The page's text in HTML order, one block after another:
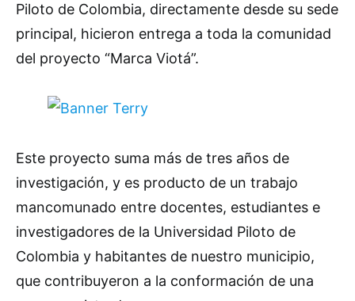
Piloto de Colombia, directamente desde su sede
principal, hicieron entrega a toda la comunidad
del proyecto “Marca Viotá”.
Este proyecto suma más de tres años de
investigación, y es producto de un trabajo
mancomunado entre docentes, estudiantes e
investigadores de la Universidad Piloto de
Colombia y habitantes de nuestro municipio,
que contribuyeron a la conformación de una